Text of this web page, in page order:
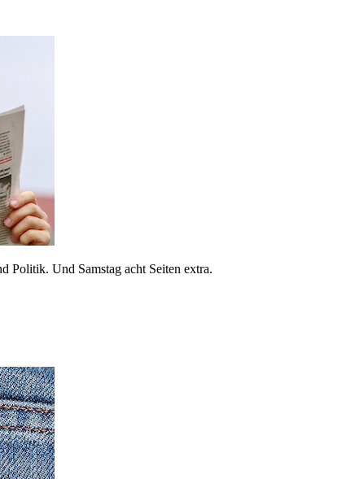
Politik. Und Samstag acht Seiten extra.